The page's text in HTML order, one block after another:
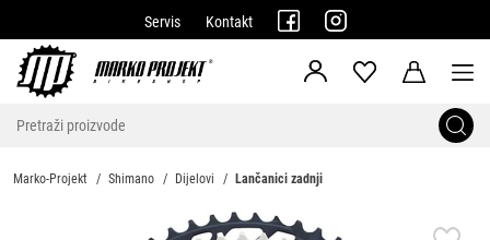
Servis Kontakt
Marko-Projekt Shimano Dijelovi Lančanici zadnji